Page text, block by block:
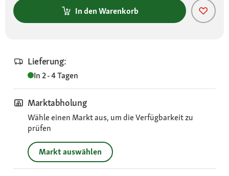
In den Warenkorb
Lieferung:
In 2 - 4 Tagen
Marktabholung
Wähle einen Markt aus, um die Verfügbarkeit zu
prüfen
Markt auswählen